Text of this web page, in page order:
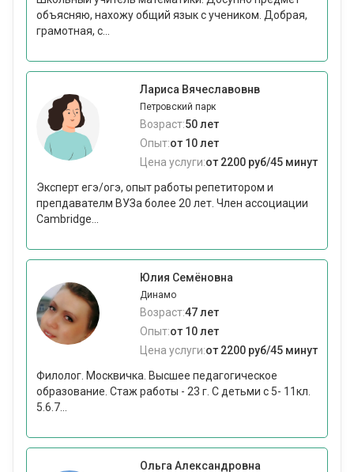
объясняю, нахожу общий язык с учеником. Добрая,
грамотная, с...
Лариса Вячеславовнв
Петровский парк
Возраст:50 лет
Опыт:от 10 лет
Цена услуги:от 2200 руб/45 минут
Эксперт егэ/огэ, опыт работы репетитором и
препдавателм ВУЗа более 20 лет. Член ассоциации
Cambridge...
Юлия Семёновна
Динамо
Возраст:47 лет
Опыт:от 10 лет
Цена услуги:от 2200 руб/45 минут
Филолог. Москвичка. Высшее педагогическое
образование. Стаж работы - 23 г. С детьми с 5- 11кл.
5.6.7...
Ольга Александровна